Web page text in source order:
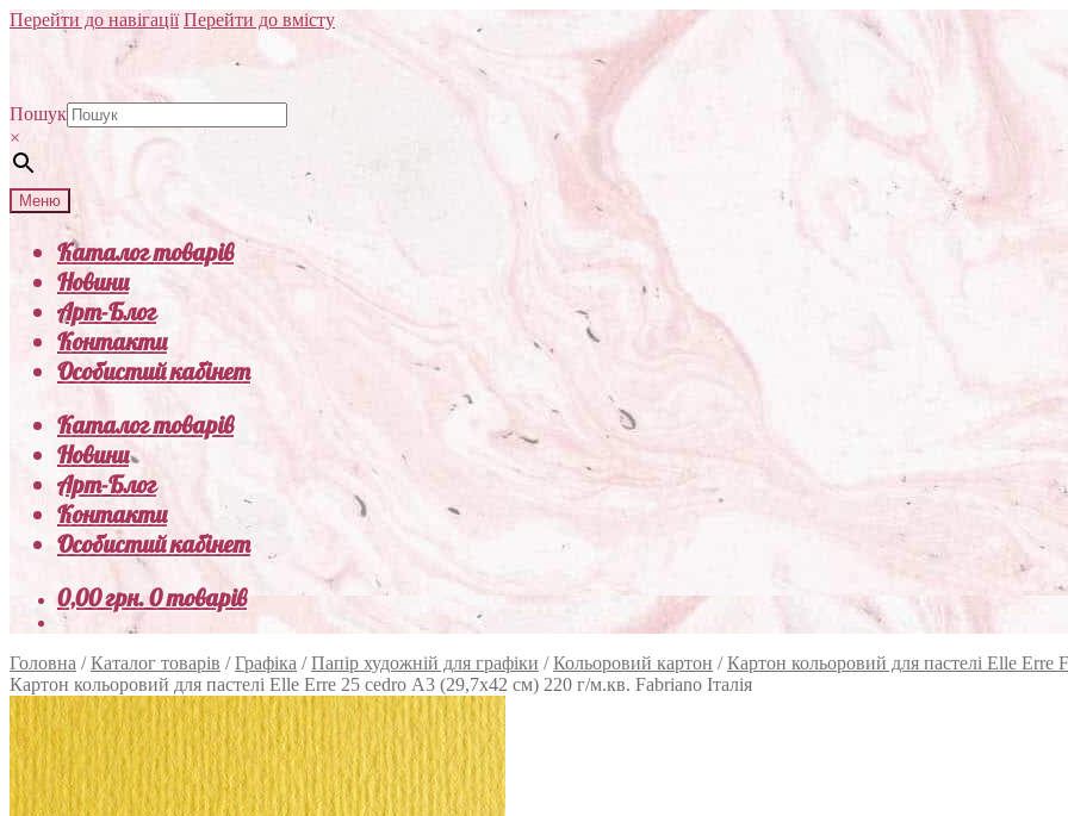
Перейти до навігації Перейти до вмісту
Пошук
×
Меню
Каталог товарів
Новини
Арт-Блог
Контакти
Особистий кабінет
Каталог товарів
Новини
Арт-Блог
Контакти
Особистий кабінет
0,00грн.0 товарів
Головна /Каталог товарів /Графіка /Папір художній для графіки /Кольоровий картон /Картон кольоровий для пастелі Elle Erre
Картон кольоровий для пастелі Elle Erre 25 cedro А3 (29,7х42 см) 220 г/м.кв. Fabriano Італія